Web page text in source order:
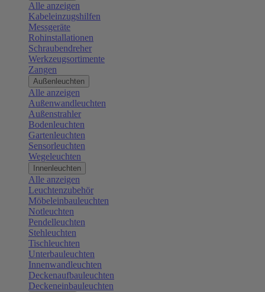
Alle anzeigen
Kabeleinzugshilfen
Messgeräte
Rohinstallationen
Schraubendreher
Werkzeugsortimente
Zangen
Außenleuchten
Alle anzeigen
Außenwandleuchten
Außenstrahler
Bodenleuchten
Gartenleuchten
Sensorleuchten
Wegeleuchten
Innenleuchten
Alle anzeigen
Leuchtenzubehör
Möbeleinbauleuchten
Notleuchten
Pendelleuchten
Stehleuchten
Tischleuchten
Unterbauleuchten
Innenwandleuchten
Deckenaufbauleuchten
Deckeneinbauleuchten